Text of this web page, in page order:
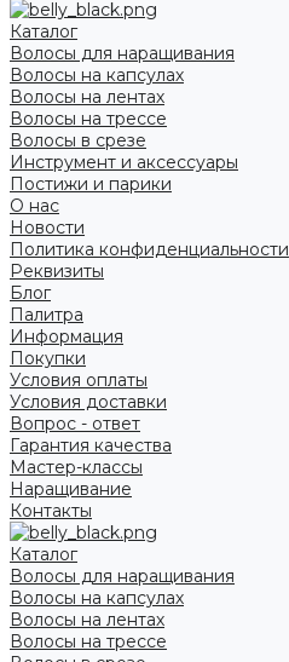
Каталог
Волосы для наращивания
Волосы на капсулах
Волосы на лентах
Волосы на трессе
Волосы в срезе
Инструмент и аксессуары
Постижи и парики
О нас
Новости
Политика конфиденциальности
Реквизиты
Блог
Палитра
Информация
Покупки
Условия оплаты
Условия доставки
Вопрос - ответ
Гарантия качества
Мастер-классы
Наращивание
Контакты
Каталог
Волосы для наращивания
Волосы на капсулах
Волосы на лентах
Волосы на трессе